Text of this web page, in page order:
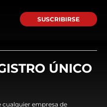
SUSCRIBIRSE
ÚNICO
cualquier empresa de